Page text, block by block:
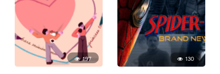
197 130